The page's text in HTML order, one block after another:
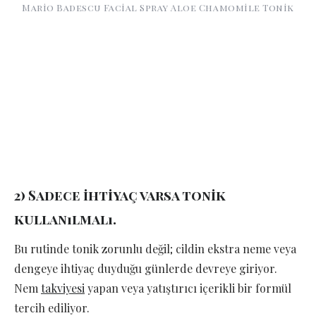
Mario Badescu Facial Spray Aloe Chamomile Tonik
2) Sadece ihtiyaç varsa tonik
kullanılmalı.
Bu rutinde tonik zorunlu değil; cildin ekstra neme veya
dengeye ihtiyaç duyduğu günlerde devreye giriyor.
Nem takviyesi yapan veya yatıştırıcı içerikli bir formül
tercih ediliyor.